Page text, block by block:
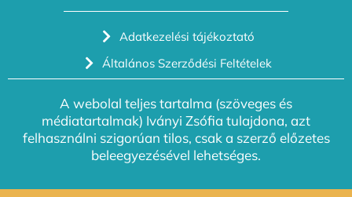
Adatkezelési tájékoztató
Általános Szerződési Feltételek
A webolal teljes tartalma (szöveges és
médiatartalmak) Iványi Zsófia tulajdona, azt
felhasználni szigorúan tilos, csak a szerző előzetes
beleegyezésével lehetséges.